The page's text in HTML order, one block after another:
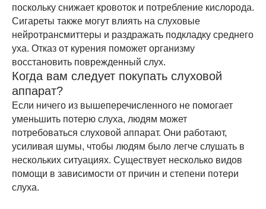
поскольку снижает кровоток и потребление кислорода.
Сигареты также могут влиять на слуховые
нейротрансмиттеры и раздражать подкладку среднего
уха. Отказ от курения поможет организму
восстановить поврежденный слух.
Когда вам следует покупать слуховой
аппарат?
Если ничего из вышеперечисленного не помогает
уменьшить потерю слуха, людям может
потребоваться слуховой аппарат. Они работают,
усиливая шумы, чтобы людям было легче слушать в
нескольких ситуациях. Существует несколько видов
помощи в зависимости от причин и степени потери
слуха.